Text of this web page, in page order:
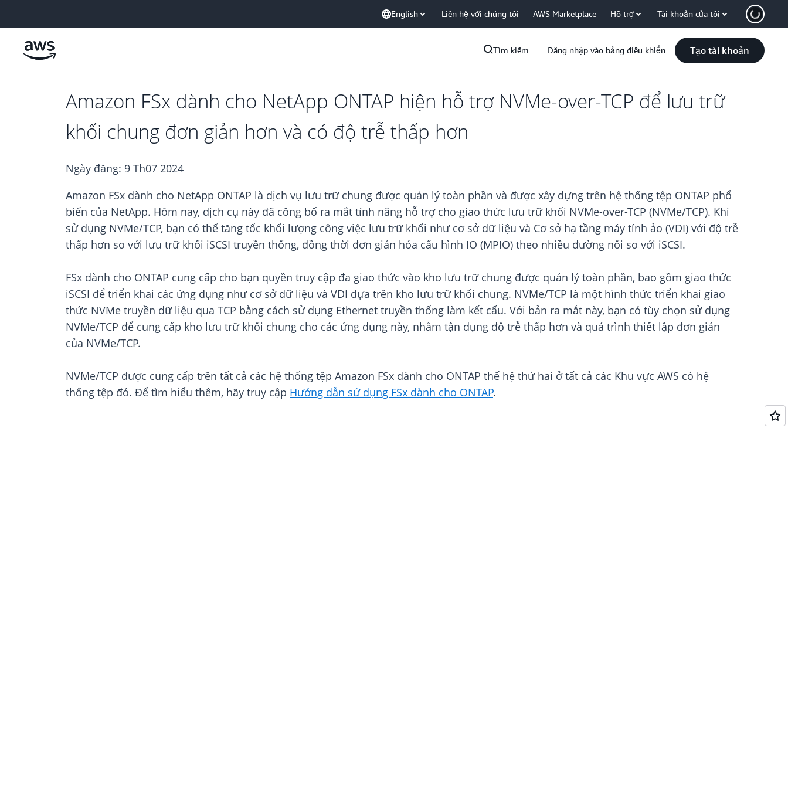
English Liên hệ với chúng tôi AWS Marketplace Hỗ trợ Tài khoản của tôi
Tìm kiếm Đăng nhập vào bảng điều khiển Tạo tài khoản
Amazon FSx dành cho NetApp ONTAP hiện hỗ trợ NVMe-over-TCP để lưu trữ
khối chung đơn giản hơn và có độ trễ thấp hơn
Ngày đăng: 9 Th07 2024
Amazon FSx dành cho NetApp ONTAP là dịch vụ lưu trữ chung được quản lý toàn phần và được xây dựng trên hệ thống tệp ONTAP phổ
biến của NetApp. Hôm nay, dịch cụ này đã công bố ra mắt tính năng hỗ trợ cho giao thức lưu trữ khối NVMe-over-TCP (NVMe/TCP). Khi
sử dụng NVMe/TCP, bạn có thể tăng tốc khối lượng công việc lưu trữ khối như cơ sở dữ liệu và Cơ sở hạ tầng máy tính ảo (VDI) với độ trễ
thấp hơn so với lưu trữ khối iSCSI truyền thống, đồng thời đơn giản hóa cấu hình IO (MPIO) theo nhiều đường nối so với iSCSI.
FSx dành cho ONTAP cung cấp cho bạn quyền truy cập đa giao thức vào kho lưu trữ chung được quản lý toàn phần, bao gồm giao thức
iSCSI để triển khai các ứng dụng như cơ sở dữ liệu và VDI dựa trên kho lưu trữ khối chung. NVMe/TCP là một hình thức triển khai giao
thức NVMe truyền dữ liệu qua TCP bằng cách sử dụng Ethernet truyền thống làm kết cấu. Với bản ra mắt này, bạn có tùy chọn sử dụng
NVMe/TCP để cung cấp kho lưu trữ khối chung cho các ứng dụng này, nhằm tận dụng độ trễ thấp hơn và quá trình thiết lập đơn giản
của NVMe/TCP.
NVMe/TCP được cung cấp trên tất cả các hệ thống tệp Amazon FSx dành cho ONTAP thế hệ thứ hai ở tất cả các Khu vực AWS có hệ
thống tệp đó. Để tìm hiểu thêm, hãy truy cập Hướng dẫn sử dụng FSx dành cho ONTAP.